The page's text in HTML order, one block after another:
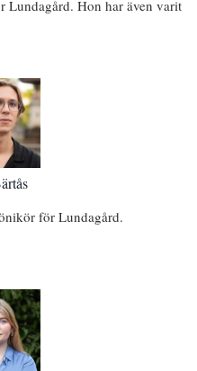
Lundagård. Hon har även varit
för Lundagård.